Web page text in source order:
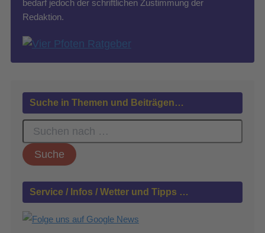
bedarf jedoch der schriftlichen Zustimmung der
Redaktion.
Suche in Themen und Beiträgen…
S
c
h
n
c
Service / Infos / Wetter und Tipps …